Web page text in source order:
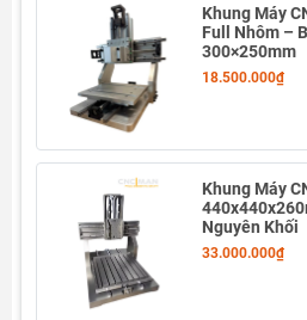
nguyên khối
, đảm bảo độ cứng
trong quá trình gia công.
Thiết kế3 trục X–Y–Z sử dụngray
vít me bi 1605, cho độ ổn định và
lắp ráp thànhmáy phay, khắc
composite, mica hoặc nhựa kỹ
Khung đượcgia công CNC chính
ăn khớp hoàn hảo, sẵn sàng gắn
Ø65 hoặc Ø80mm
, hỗ trợ nâng
Phần bàn T-slot rộng
linh hoạt trong mọi ứng dụng.
Khung Máy
Full Nhôm –
300×250mm
18.500.000₫
Khung Máy
Nguyên Khối
33.000.000₫